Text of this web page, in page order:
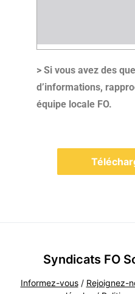
> Si vous avez des
d’informations,
équipe locale FO.
Syndicats FO
Informez-vous/ Rejoignez-